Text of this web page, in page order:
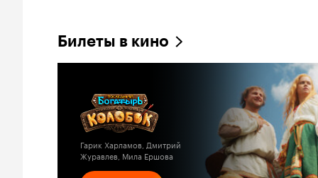
Билеты в кино
Гарик Харламов, Дмитрий
Журавлев, Мила Ершова